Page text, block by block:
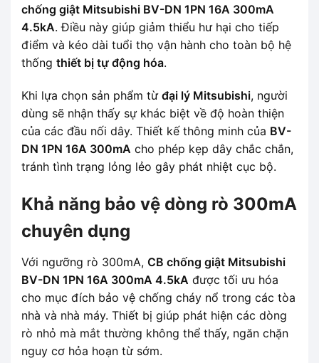
chống giật Mitsubishi BV-DN 1PN 16A 300mA
4.5kA. Điều này giúp giảm thiểu hư hại cho tiếp
điểm và kéo dài tuổi thọ vận hành cho toàn bộ hệ
thống thiết bị tự động hóa.
Khi lựa chọn sản phẩm từ đại lý Mitsubishi, người
dùng sẽ nhận thấy sự khác biệt về độ hoàn thiện
của các đầu nối dây. Thiết kế thông minh của BV-
DN 1PN 16A 300mA cho phép kẹp dây chắc chắn,
tránh tình trạng lỏng lẻo gây phát nhiệt cục bộ.
Khả năng bảo vệ dòng rò 300mA
chuyên dụng
Với ngưỡng rò 300mA, CB chống giật Mitsubishi
BV-DN 1PN 16A 300mA 4.5kA được tối ưu hóa
cho mục đích bảo vệ chống cháy nổ trong các tòa
nhà và nhà máy. Thiết bị giúp phát hiện các dòng
rò nhỏ mà mắt thường không thể thấy, ngăn chặn
nguy cơ hỏa hoạn từ sớm.